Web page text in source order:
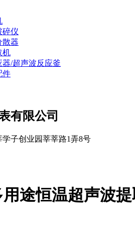
碎仪
散器
机
/超声波反应釜
件
有限公司
子创业园莘莘路1弄8号
途恒温超声波